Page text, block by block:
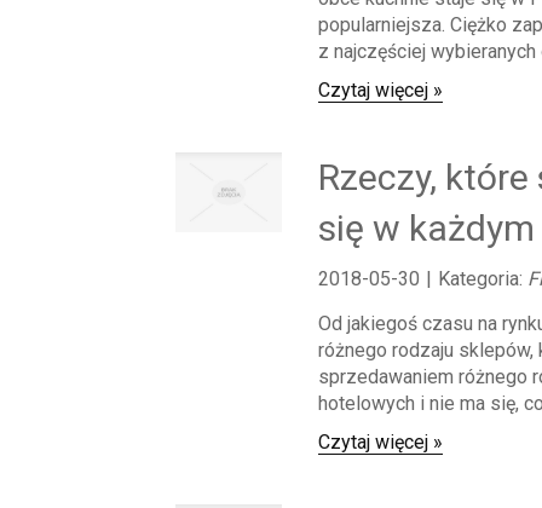
popularniejsza. Ciężko
z najczęściej wybieranych
Czytaj więcej »
Rzeczy,
się w
2018-05-30 | Kategoria:
Od jakiegoś czasu na
różnego rodzaju sklepów,
sprzedawaniem różnego
hotelowych i nie ma się,
Czytaj więcej »